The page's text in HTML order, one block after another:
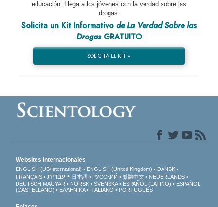
educación. Llega a los jóvenes con la verdad sobre las
drogas.
Solicita un Kit Informativo de La Verdad Sobre las
DrogasGRATUITO
SOLICITA EL KIT »
Websites Internacionales
ENGLISH (US/International) ENGLISH (United Kingdom)
DANSK
FRANÇAIS
עברית 日本語 РУССКИЙ 繁體中文
NEDERLANDS
DEUTSCH MAGYAR NORSK SVENSKA ESPAÑOL (LATINO)
ESPAÑOL
(CASTELLANO)
ΕΛΛΗΝΙΚA ITALIANO PORTUGUÊS